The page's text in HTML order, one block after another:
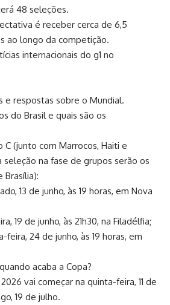
48 seleções.
é receber cerca de 6,5
ao longo da competição.
internacionais do g1 no
e respostas sobre o Mundial.
do Brasil e quais são os
C (junto com Marrocos, Haiti e
seleção na fase de grupos serão os
Brasília):
13 de junho, às 19 horas, em Nova
19 de junho, às 21h30, na Filadélfia;
feira, 24 de junho, às 19 horas, em
acaba a Copa?
vai começar na quinta-feira, 11 de
19 de julho.